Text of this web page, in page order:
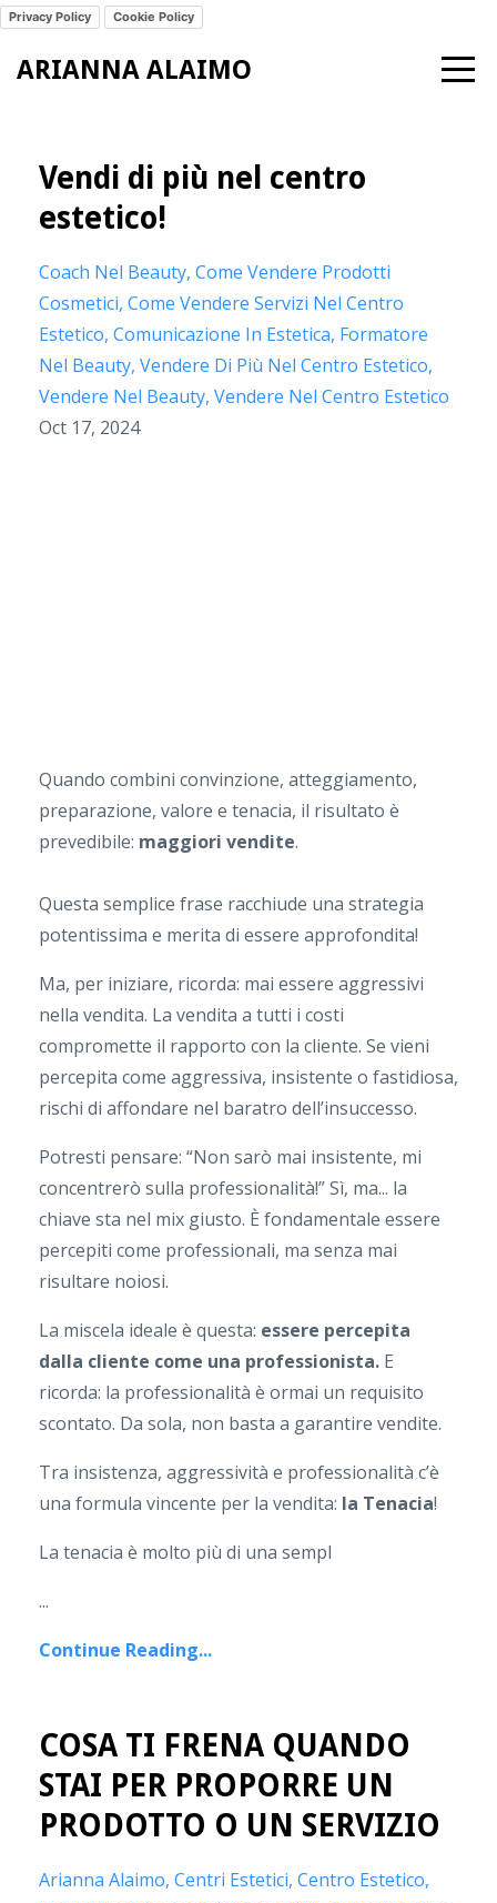
Privacy Policy Cookie Policy
ARIANNA ALAIMO
Vendi di più nel centro
estetico!
Coach Nel Beauty Come Vendere Prodotti
Cosmetici Come Vendere Servizi Nel Centro
Estetico Comunicazione In Estetica Formatore
Nel Beauty Vendere Di Più Nel Centro Estetico
Vendere Nel Beauty Vendere Nel Centro Estetico
Oct 17, 2024
Quando combini convinzione, atteggiamento,
preparazione, valore e tenacia, il risultato è
prevedibile: maggiori vendite.
Questa semplice frase racchiude una strategia
potentissima e merita di essere approfondita!
Ma, per iniziare, ricorda: mai essere aggressivi
nella vendita. La vendita a tutti i costi
compromette il rapporto con la cliente. Se vieni
percepita come aggressiva, insistente o fastidiosa,
rischi di affondare nel baratro dell’insuccesso.
Potresti pensare: “Non sarò mai insistente, mi
concentrerò sulla professionalità!” Sì, ma... la
chiave sta nel mix giusto. È fondamentale essere
percepiti come professionali, ma senza mai
risultare noiosi.
La miscela ideale è questa: essere percepita
dalla cliente come una professionista. E
ricorda: la professionalità è ormai un requisito
scontato. Da sola, non basta a garantire vendite.
Tra insistenza, aggressività e professionalità c’è
una formula vincente per la vendita: la Tenacia!
La tenacia è molto più di una sempl
...
Continue Reading...
COSA TI FRENA QUANDO
STAI PER PROPORRE UN
PRODOTTO O UN SERVIZIO
Arianna Alaimo Centri Estetici Centro Estetico